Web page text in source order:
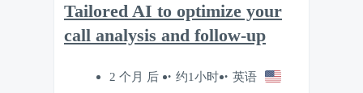
Tailored AI to optimize your
call analysis and follow-up
2 个月 后 约1小时 英语